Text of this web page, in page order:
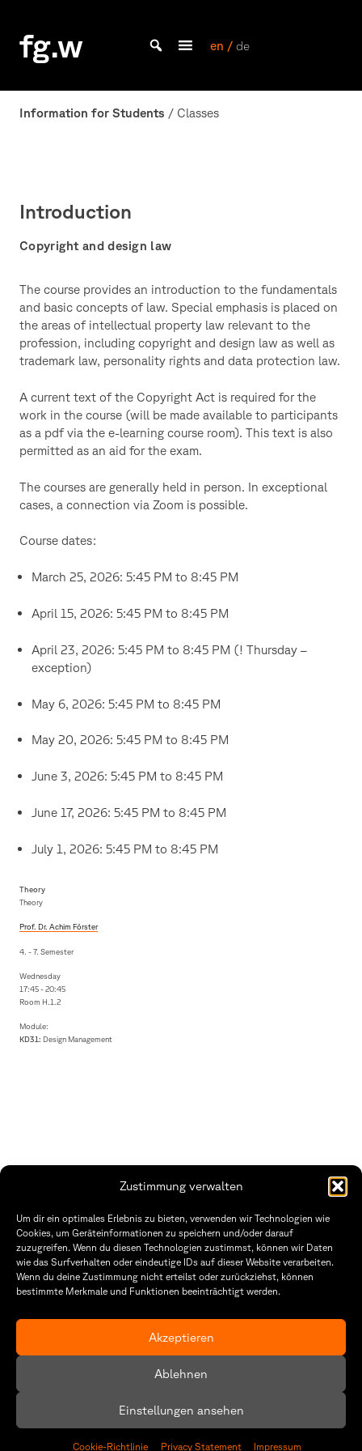
Zustimmung verwalten
Um dir ein optimales Erlebnis zu bieten, verwenden wir Technologien wie
Cookies, um Geräteinformationen zu speichern und/oder darauf
zuzugreifen. Wenn du diesen Technologien zustimmst, können wir Daten
wie das Surfverhalten oder eindeutige IDs auf dieser Website verarbeiten.
Wenn du deine Zustimmung nicht erteilst oder zurückziehst, können
bestimmte Merkmale und Funktionen beeinträchtigt werden.
Akzeptieren
Ablehnen
Einstellungen ansehen
Cookie-Richtlinie Privacy Statement Impressum
content
fg.w
Bachelor Kommunikationsdesign und Master Design & Information studieren
en / de
Information for Students / Classes
Introduction
Copyright and design law
The course provides an introduction to the fundamentals
and basic concepts of law. Special emphasis is placed on
the areas of intellectual property law relevant to the
profession, including copyright and design law as well as
trademark law, personality rights and data protection law.
A current text of the Copyright Act is required for the
work in the course (will be made available to participants
as a pdf via the e-learning course room). This text is also
permitted as an aid for the exam.
The courses are generally held in person. In exceptional
cases, a connection via Zoom is possible.
Course dates:
March 25, 2026: 5:45 PM to 8:45 PM
April 15, 2026: 5:45 PM to 8:45 PM
April 23, 2026: 5:45 PM to 8:45 PM (! Thursday –
exception)
May 6, 2026: 5:45 PM to 8:45 PM
May 20, 2026: 5:45 PM to 8:45 PM
June 3, 2026: 5:45 PM to 8:45 PM
June 17, 2026: 5:45 PM to 8:45 PM
July 1, 2026: 5:45 PM to 8:45 PM
Theory
Theory
Prof. Dr. Achim Förster
4. - 7. Semester
Wednesday
17:45 - 20:45
Room H.1.2
Module:
KD31: Design Management
THWS | Fakultät Gestaltung Würzburg
Technische Hochschule
Würzburg-Schweinfurt
Sanderheinrichsleitenweg 20
tel: +49 931 35 11 93 02
Öffnungszeiten Dekanat
Montag – Freitag
8:30 – 12:00
8:30 – 15:30
Datenschutzerklärung